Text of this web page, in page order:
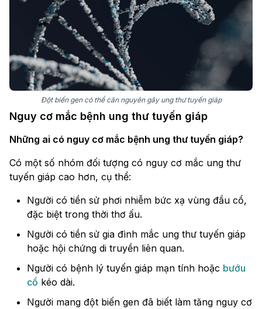
Đột biến gen có thể căn nguyên gây ung thư tuyến giáp
Nguy cơ mắc bệnh ung thư tuyến giáp
Những ai có nguy cơ mắc bệnh ung thư tuyến giáp?
Có một số nhóm đối tượng có nguy cơ mắc ung thư
tuyến giáp cao hơn, cụ thể:
Người có tiền sử phơi nhiễm bức xạ vùng đầu cổ,
đặc biệt trong thời thơ ấu.
Người có tiền sử gia đình mắc ung thư tuyến giáp
hoặc hội chứng di truyền liên quan.
Người có bệnh lý tuyến giáp mạn tính hoặc bướu
cổ kéo dài.
Người mang đột biến gen đã biết làm tăng nguy cơ